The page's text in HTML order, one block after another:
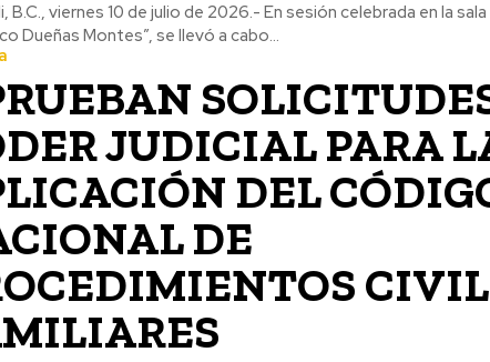
B.C., viernes 10 de julio de 2026.- En sesión celebrada en la sala
Dueñas Montes”, se llevó a cabo...
JUDICIAL PARA
DEL
DE